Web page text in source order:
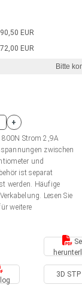
EUR
EUR
Bitte
+
Strom 2,9A
zwischen
und
ist separat
werden. Häufige
Lesen Sie
weitere
3D STP